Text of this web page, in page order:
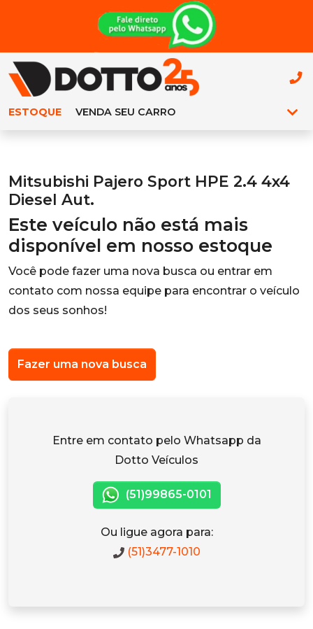
ESTOQUE VENDA SEU CARRO
Mitsubishi Pajero Sport HPE 2.4 4x4
Diesel Aut.
Este veículo não está mais
disponível em nosso estoque
Você pode fazer uma nova busca ou entrar em
contato com nossa equipe para encontrar o veículo
dos seus sonhos!
Fazer uma nova busca
Entre em contato pelo Whatsapp da
Dotto Veículos
(51)99865-0101
Ou ligue agora para:
(51)3477-1010